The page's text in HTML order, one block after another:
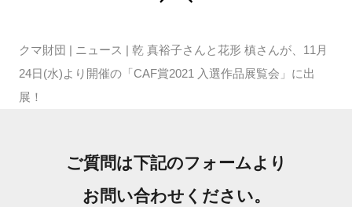
クマ財団 | ニュース | 乾 真裕子さんと花形 槙さんが、11月
24日(水)より開催の「CAF賞2021 入選作品展覧会」に出
展！
ご質問は下記のフォームより
お問い合わせください。